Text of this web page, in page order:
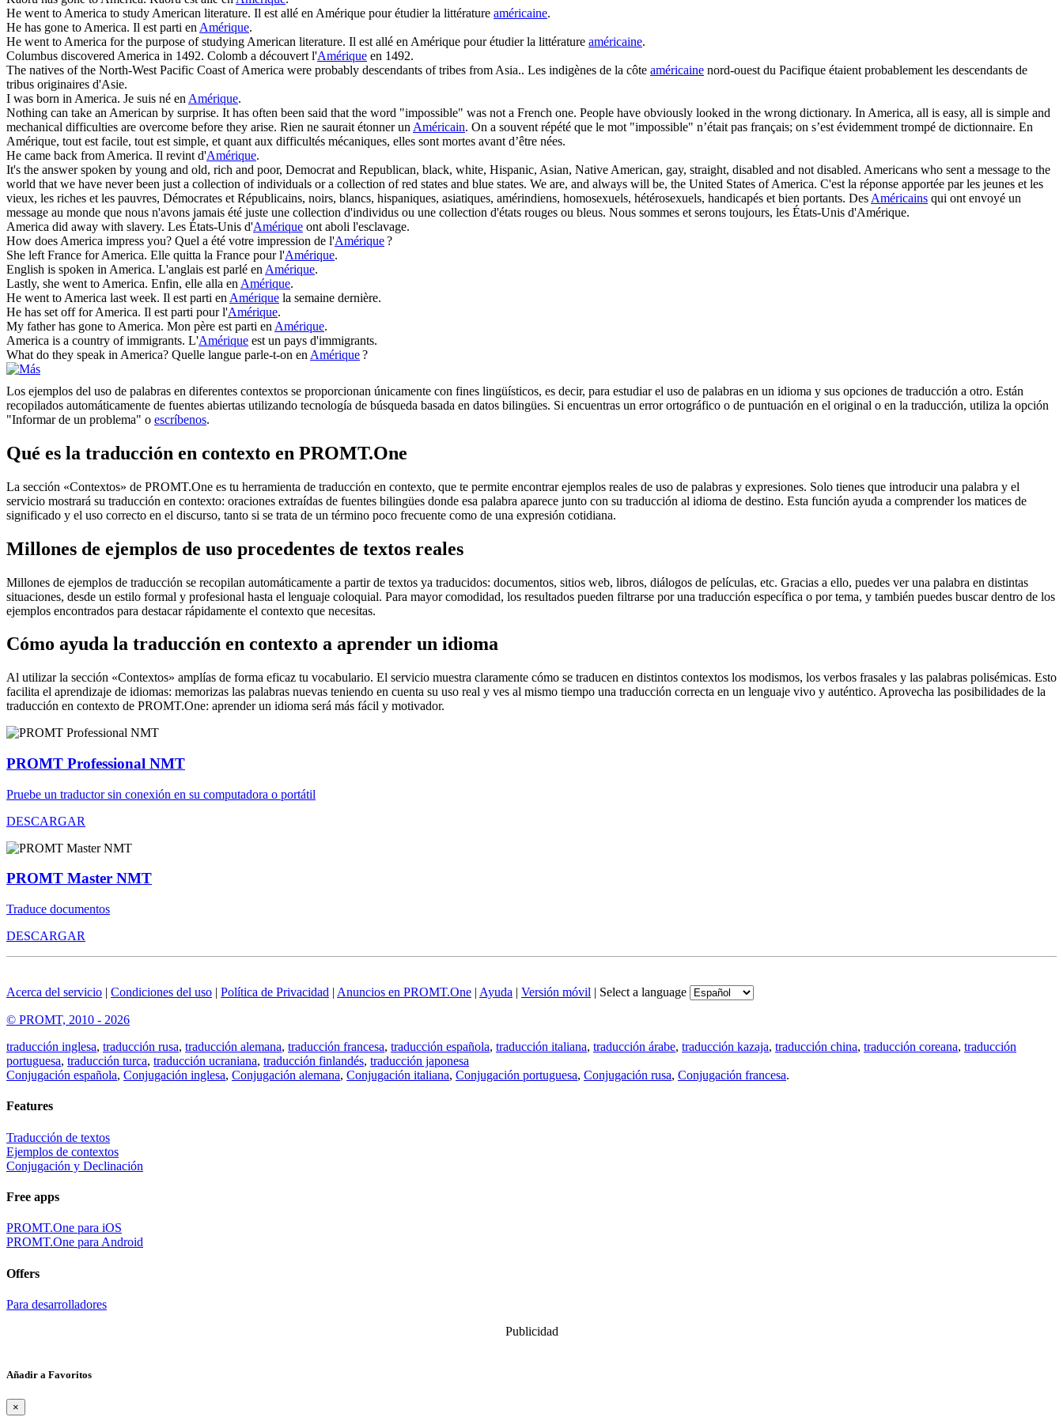
He went to America to study American literature. Il est allé en Amérique pour étudier la littérature américaine.
He has gone to America. Il est parti en Amérique.
He went to America for the purpose of studying American literature. Il est allé en Amérique pour étudier la littérature américaine.
Columbus discovered America in 1492. Colomb a découvert l'Amérique en 1492.
The natives of the North-West Pacific Coast ofAmerica were probably descendants of tribes from Asia.. Les indigènes de la côte américaine nord-ouest du Pacifique étaient probablement les descendants de
tribus originaires d'Asie.
I was born in America. Je suis né en Amérique.
Nothing can take an American by surprise. It has often been said that the word "impossible" was not a French one. People have obviously looked in the wrong dictionary. In America, all is easy, all is simple and
mechanical difficulties are overcome before they arise. Rien ne saurait étonner un Américain. On a souvent répété que le mot "impossible" n’était pas français; on s’est évidemment trompé de dictionnaire. En
Amérique, tout est facile, tout est simple, et quant aux difficultés mécaniques, elles sont mortes avant d’être nées.
He came back from America. Il revint d'Amérique.
It's the answer spoken by young and old, rich and poor, Democrat and Republican, black, white, Hispanic, Asian, Native American, gay, straight, disabled and not disabled. Americans who sent a message to the
world that we have never been just a collection of individuals or a collection of red states and blue states. We are, and always will be, the United States ofAmerica. C'est la réponse apportée par les jeunes et les
vieux, les riches et les pauvres, Démocrates et Républicains, noirs, blancs, hispaniques, asiatiques, amérindiens, homosexuels, hétérosexuels, handicapés et bien portants. Des Américains qui ont envoyé un
message au monde que nous n'avons jamais été juste une collection d'individus ou une collection d'états rouges ou bleus. Nous sommes et serons toujours, les États-Unis d'Amérique.
America did away with slavery. Les États-Unis d'Amérique ont aboli l'esclavage.
How does America impress you? Quel a été votre impression de l'Amérique?
She left France forAmerica. Elle quitta la France pour l'Amérique.
English is spoken in America. L'anglais est parlé en Amérique.
Lastly, she went to America. Enfin, elle alla en Amérique.
He went to America last week. Il est parti en Amérique la semaine dernière.
He has set off forAmerica. Il est parti pour l'Amérique.
My father has gone to America. Mon père est parti en Amérique.
America is a country of immigrants. L'Amérique est un pays d'immigrants.
What do they speak in America? Quelle langue parle-t-on en Amérique?
Los ejemplos del uso de palabras en diferentes contextos se proporcionan únicamente con fines lingüísticos, es decir, para estudiar el uso de palabras en un idioma y sus opciones de traducción a otro. Están
recopilados automáticamente de fuentes abiertas utilizando tecnología de búsqueda basada en datos bilingües. Si encuentras un error ortográfico o de puntuación en el original o en la traducción, utiliza la opción
"Informar de un problema" o escríbenos.
Qué es la traducción en contexto en PROMT.One
La sección «Contextos» de PROMT.One es tu herramienta de traducción en contexto, que te permite encontrar ejemplos reales de uso de palabras y expresiones. Solo tienes que introducir una palabra y el
servicio mostrará su traducción en contexto: oraciones extraídas de fuentes bilingües donde esa palabra aparece junto con su traducción al idioma de destino. Esta función ayuda a comprender los matices de
significado y el uso correcto en el discurso, tanto si se trata de un término poco frecuente como de una expresión cotidiana.
Millones de ejemplos de uso procedentes de textos reales
Millones de ejemplos de traducción se recopilan automáticamente a partir de textos ya traducidos: documentos, sitios web, libros, diálogos de películas, etc. Gracias a ello, puedes ver una palabra en distintas
situaciones, desde un estilo formal y profesional hasta el lenguaje coloquial. Para mayor comodidad, los resultados pueden filtrarse por una traducción específica o por tema, y también puedes buscar dentro de los
ejemplos encontrados para destacar rápidamente el contexto que necesitas.
Cómo ayuda la traducción en contexto a aprender un idioma
Al utilizar la sección «Contextos» amplías de forma eficaz tu vocabulario. El servicio muestra claramente cómo se traducen en distintos contextos los modismos, los verbos frasales y las palabras polisémicas. Esto
facilita el aprendizaje de idiomas: memorizas las palabras nuevas teniendo en cuenta su uso real y ves al mismo tiempo una traducción correcta en un lenguaje vivo y auténtico. Aprovecha las posibilidades de la
traducción en contexto de PROMT.One: aprender un idioma será más fácil y motivador.
PROMT Professional NMT
Pruebe un traductor sin conexión en su computadora o portátil
DESCARGAR
PROMT Master NMT
Traduce documentos
DESCARGAR
Acerca del servicio | Condiciones del uso | Política de Privacidad | Anuncios en PROMT.One | Ayuda | Versión móvil | Select a language
© PROMT, 2010 - 2026
traducción inglesa, traducción rusa, traducción alemana, traducción francesa, traducción española, traducción italiana, traducción árabe, traducción kazaja, traducción china, traducción coreana, traducción
portuguesa, traducción turca, traducción ucraniana, traducción finlandés, traducción japonesa
Conjugación española, Conjugación inglesa, Conjugación alemana, Conjugación italiana, Conjugación portuguesa, Conjugación rusa, Conjugación francesa.
Features
Traducción de textos
Ejemplos de contextos
Conjugación y Declinación
Free apps
PROMT.One para iOS
PROMT.One para Android
Offers
Para desarrolladores
Publicidad
Añadir a Favoritos
×